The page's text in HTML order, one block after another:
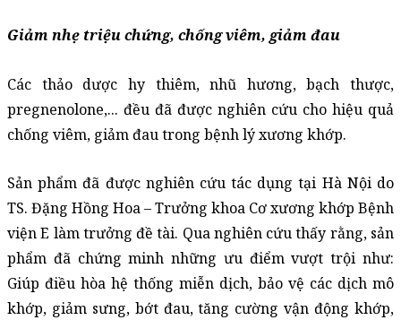
Giảm nhẹ triệu chứng, chống viêm, giảm đau
Các thảo dược hy thiêm, nhũ hương, bạch thược,
pregnenolone,... đều đã được nghiên cứu cho hiệu quả
chống viêm, giảm đau trong bệnh lý xương khớp.
Sản phẩm đã được nghiên cứu tác dụng tại Hà Nội do
TS. Đặng Hồng Hoa – Trưởng khoa Cơ xương khớp Bệnh
viện E làm trưởng đề tài. Qua nghiên cứu thấy rằng, sản
phẩm đã chứng minh những ưu điểm vượt trội như:
Giúp điều hòa hệ thống miễn dịch, bảo vệ các dịch mô
khớp, giảm sưng, bớt đau, tăng cường vận động khớp,